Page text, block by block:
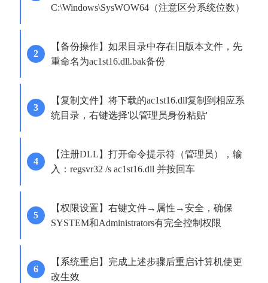
C:\Windows\SysWOW64（注意区分系统位数）
【备份操作】如果目录中存在旧版本文件，先
重命名为ac1st16.dll.bak备份
【复制文件】将下载的ac1st16.dll复制到相应系
统目录，右键选择'以管理员身份粘贴'
【注册DLL】打开命令提示符（管理员），输
入：regsvr32 /s ac1st16.dll 并按回车
【权限设置】右键文件→属性→安全，确保
SYSTEM和Administrators有完全控制权限
【系统重启】完成上述步骤后重启计算机使更
改生效